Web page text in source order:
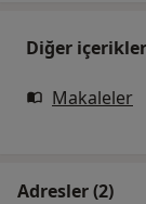
Diğer içerikler
Makaleler
Adresler (2)